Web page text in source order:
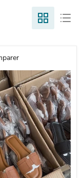
Women's Slippers